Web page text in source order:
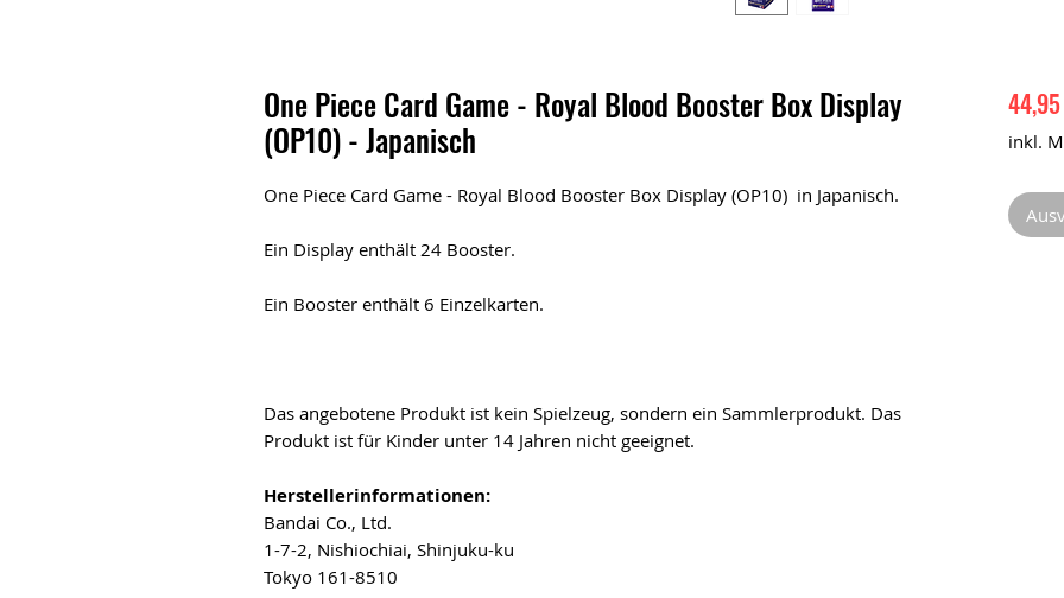
One Piece Card Game - Royal Blood Booster Box Display
(OP10) - Japanisch
One Piece Card Game - Royal Blood Booster Box Display (OP10) in Japanisch.
Ein Display enthält 24 Booster.
Ein Booster enthält 6 Einzelkarten.
Das angebotene Produkt ist kein Spielzeug, sondern ein Sammlerprodukt. Das
Produkt ist für Kinder unter 14 Jahren nicht geeignet.
Herstellerinformationen:
Bandai Co., Ltd.
1-7-2, Nishiochiai, Shinjuku-ku
Tokyo 161-8510
inkl.